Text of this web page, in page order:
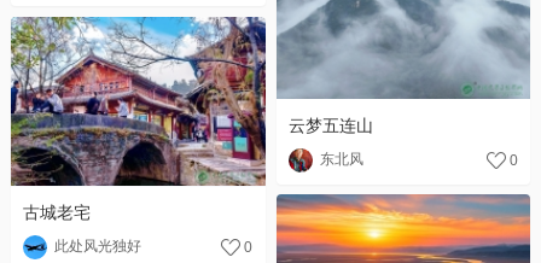
云梦五连山
东北风 0
古城老宅
此处风光独好 0